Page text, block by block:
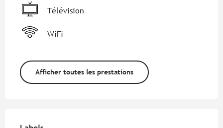
Télévision
WiFi
Afficher toutes les prestations